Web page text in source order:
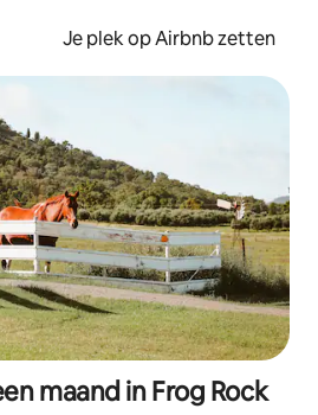
Je plek op Airbnb zetten
maand in Frog Rock